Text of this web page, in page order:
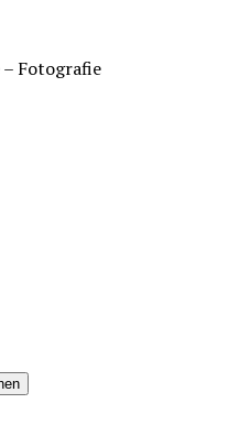
– Fotografie